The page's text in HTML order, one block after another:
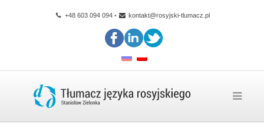
+48 603 094 094• kontakt@rosyjski-tlumacz.pl